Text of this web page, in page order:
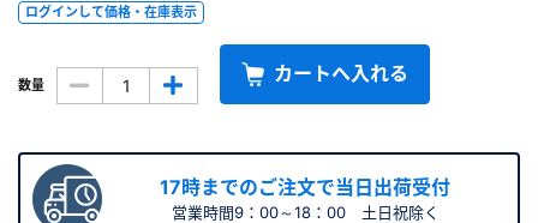
ログインして価格・在庫表示
数量 カートへ入れる
17時までのご注文で当日出荷受付
営業時間9：00～18：00 土日祝除く